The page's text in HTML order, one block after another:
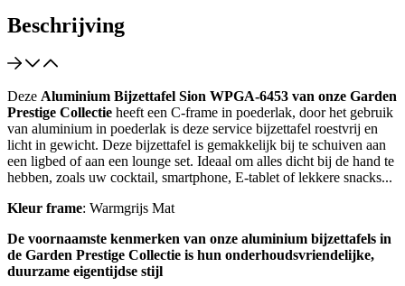
Beschrijving
Deze Aluminium Bijzettafel Sion WPGA-6453 van onze Garden
Prestige Collectie heeft een C-frame in poederlak, door het gebruik
van aluminium in poederlak is deze service bijzettafel roestvrij en
licht in gewicht. Deze bijzettafel is gemakkelijk bij te schuiven aan
een ligbed of aan een lounge set. Ideaal om alles dicht bij de hand te
hebben, zoals uw cocktail, smartphone, E-tablet of lekkere snacks...
Kleur frame: Warmgrijs Mat
De voornaamste kenmerken van onze aluminium bijzettafels in
de Garden Prestige Collectie is hun onderhoudsvriendelijke,
duurzame eigentijdse stijl